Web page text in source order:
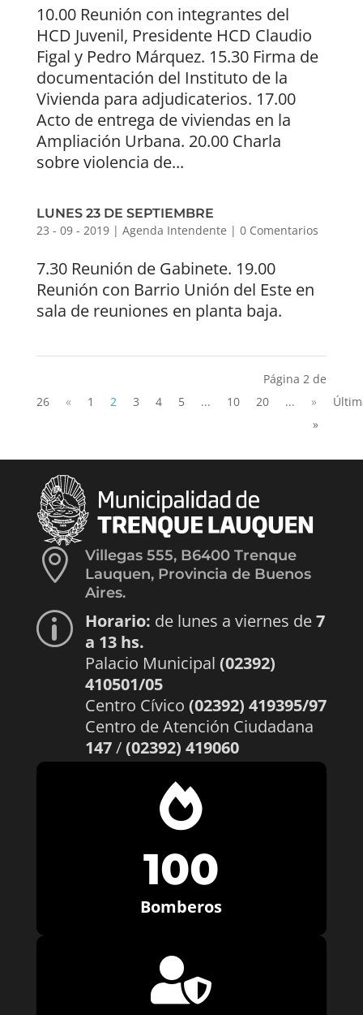
10.00 Reunión con integrantes del
HCD Juvenil, Presidente HCD Claudio
Figal y Pedro Márquez. 15.30 Firma de
documentación del Instituto de la
Vivienda para adjudicaterios. 17.00
Acto de entrega de viviendas en la
Ampliación Urbana. 20.00 Charla
sobre violencia de...
LUNES 23 DE SEPTIEMBRE
23 - 09 - 2019| Agenda Intendente | 0 Comentarios
7.30 Reunión de Gabinete. 19.00
Reunión con Barrio Unión del Este en
sala de reuniones en planta baja.
Página 2 de
26
« 1 2 3 4 5 ... 10 20 ... »
»

Villegas 555, B6400 Trenque
Lauquen, Provincia de Buenos
Aires.
p Horario: de lunes a viernes de7
a 13 hs.
Palacio Municipal (02392)
410501/05
Centro Cívico (02392) 419395/97
Centro de Atención Ciudadana
147/(02392) 419060

100
Bomberos
